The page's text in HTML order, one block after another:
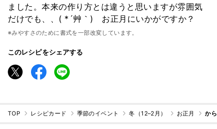
ました。本来の作り方とは違うと思いますが雰囲気
だけでも、、( *´艸｀) お正月にいかがですか？
※みやすさのために書式を一部改変しています。
このレシピをシェアする
TOP レシピカード 季節のイベント 冬（12–2月） お正月 か